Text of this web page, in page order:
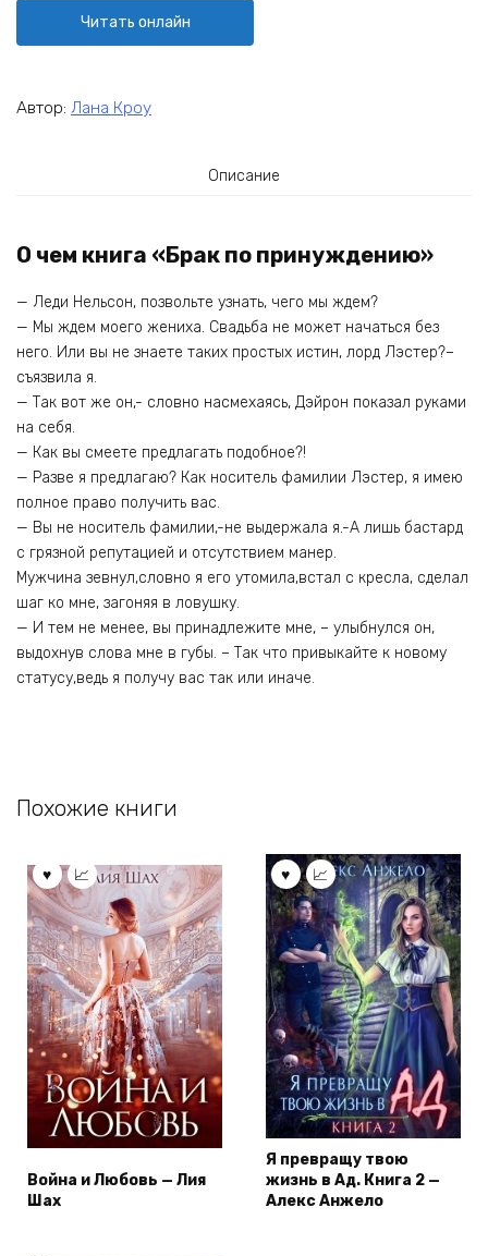
Читать онлайн
Автор: Лана Кроу
Описание
О чем книга «Брак по принуждению»
— Леди Нельсон, позвольте узнать, чего мы ждем?
— Мы ждем моего жениха. Свадьба не может начаться без
него. Или вы не знаете таких простых истин, лорд Лэстер?–
съязвила я.
— Так вот же он,- словно насмехаясь, Дэйрон показал руками
на себя.
— Как вы смеете предлагать подобное?!
— Разве я предлагаю? Как носитель фамилии Лэстер, я имею
полное право получить вас.
— Вы не носитель фамилии,-не выдержала я.-А лишь бастард
с грязной репутацией и отсутствием манер.
Мужчина зевнул,словно я его утомила,встал с кресла, сделал
шаг ко мне, загоняя в ловушку.
— И тем не менее, вы принадлежите мне, – улыбнулся он,
выдохнув слова мне в губы. – Так что привыкайте к новому
статусу,ведь я получу вас так или иначе.
Похожие книги
Война и Любовь — Лия
Шах
Я превращу твою
жизнь в Ад. Книга 2 —
Алекс Анжело